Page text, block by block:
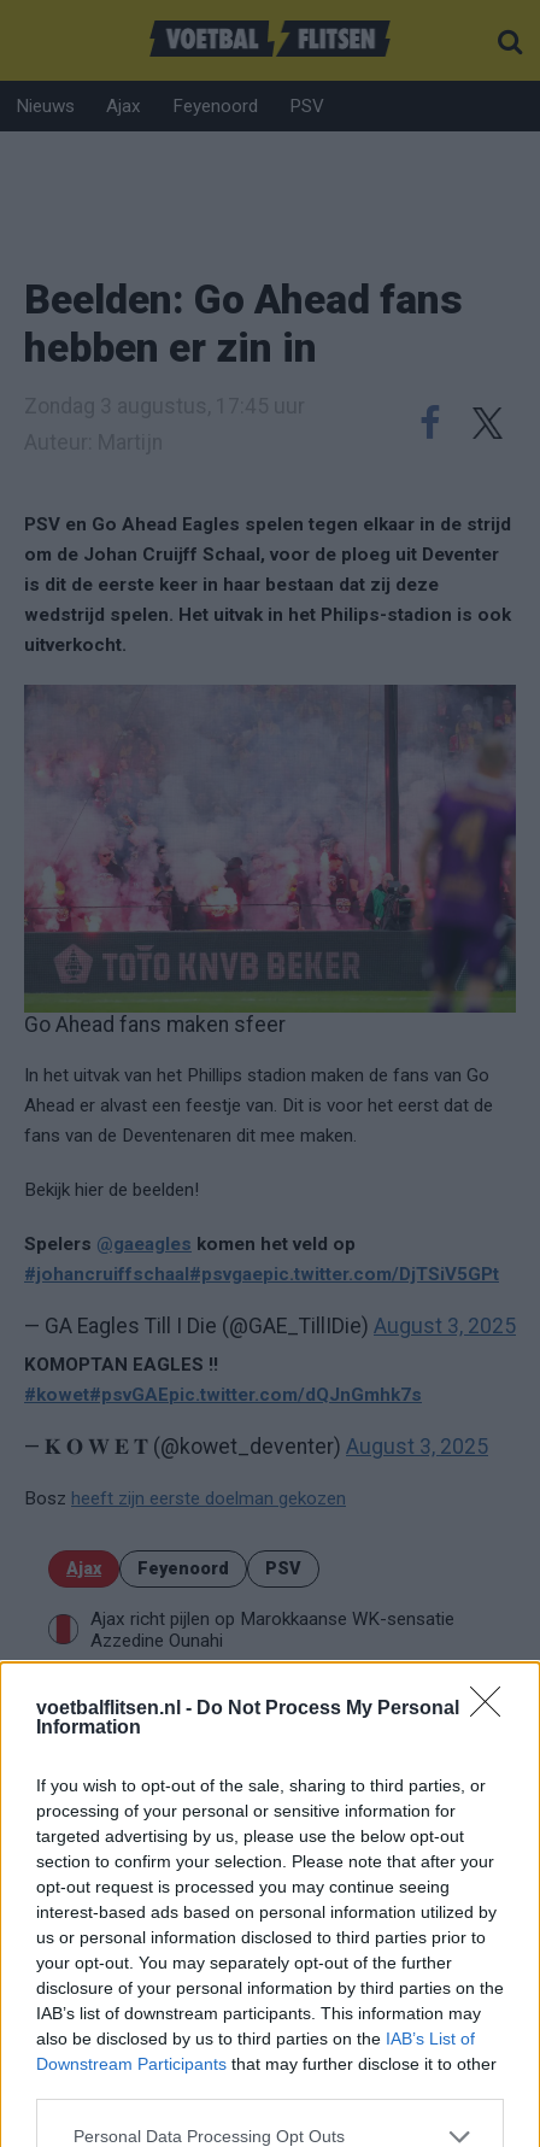
voetbalflitsen.nl - Do Not Process My Personal
Information
If you wish to opt-out of the sale, sharing to third parties, or
processing of your personal or sensitive information for
targeted advertising by us, please use the below opt-out
section to confirm your selection. Please note that after your
opt-out request is processed you may continue seeing
interest-based ads based on personal information utilized by
us or personal information disclosed to third parties prior to
your opt-out. You may separately opt-out of the further
disclosure of your personal information by third parties on the
IAB’s list of downstream participants. This information may
also be disclosed by us to third parties on the IAB’s List of
Downstream Participants that may further disclose it to other
Personal Data Processing Opt Outs
Nieuws Ajax Feyenoord PSV
Beelden: Go Ahead fans
hebben er zin in
PSV en Go Ahead Eagles spelen tegen elkaar in de strijd
om de Johan Cruijff Schaal, voor de ploeg uit Deventer
is dit de eerste keer in haar bestaan dat zij deze
wedstrijd spelen. Het uitvak in het Philips-stadion is ook
uitverkocht.
Go Ahead fans maken sfeer
In het uitvak van het Phillips stadion maken de fans van Go
Ahead er alvast een feestje van. Dit is voor het eerst dat de
fans van de Deventenaren dit mee maken.
Bekijk hier de beelden!
Spelers @gaeagles komen het veld op
#johancruiffschaal#psvgaepic.twitter.com/DjTSiV5GPt
— GA Eagles Till I Die (@GAE_TillIDie) August 3, 2025
KOMOPTAN EAGLES !!
#kowet#psvGAEpic.twitter.com/dQJnGmhk7s
— 𝐊 𝐎 𝐖 𝐄 𝐓 (@kowet_deventer) August 3, 2025
Bosz heeft zijn eerste doelman gekozen
Ajax Feyenoord PSV
Ajax richt pijlen op Marokkaanse WK-sensatie
Azzedine Ounahi
Steven Berghuis zorgt voor ophef na harde
tackle in oefenduel van Ajax
Dit houdt de transfer van Marc-André ter Stegen
naar Ajax nog tegen
De terugkeer van Daley Blind past in een groter
plan van Ajax
Kritiek op Engels van Míchel genuanceerd: ‘Ajax-
spelers snappen dat echt wel’
De eerste Míchel-dagen bij Ajax: Blind coacht,
Gloukh krijgt standje en Ceballos wordt gebeld
Steur kiest voor Newcastle na gemiste